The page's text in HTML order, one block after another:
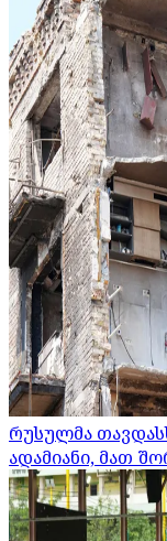
რუსულმა
ადამიანი, მათ